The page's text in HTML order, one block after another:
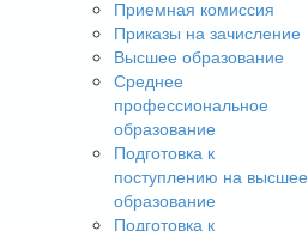
Приемная комиссия
Приказы на зачисление
Высшее образование
Среднее
профессиональное
образование
Подготовка к
поступлению на высшее
образование
Подготовка к